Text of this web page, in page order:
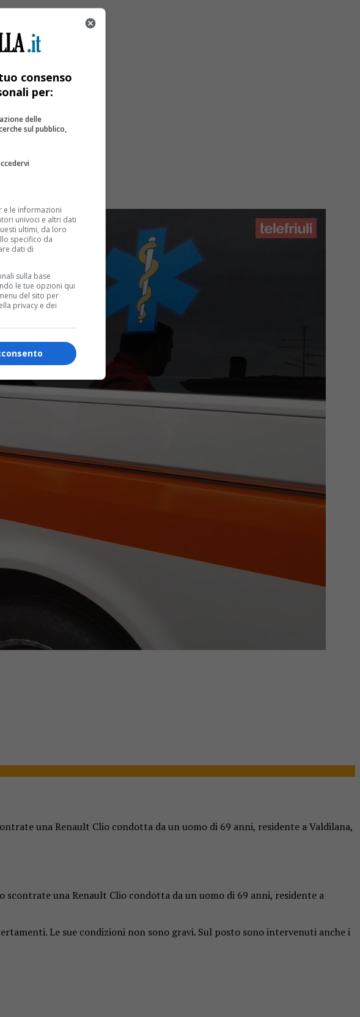
una Renault Clio condotta da un uomo di 69 anni, residente a Valdilana,
scontrate una Renault Clio condotta da un uomo di 69 anni, residente a
Le sue condizioni non sono gravi. Sul posto sono intervenuti anche i
consenso
per:
delle
sul pubblico,
e le informazioni
univoci e altri dati
ultimi, da loro
specifico da
dati di
sulla base
le tue opzioni qui
del sito per
privacy e dei